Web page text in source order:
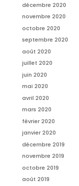
décembre 2020
novembre 2020
octobre 2020
septembre 2020
août 2020
juillet 2020
juin 2020
mai 2020
avril 2020
mars 2020
février 2020
janvier 2020
décembre 2019
novembre 2019
octobre 2019
août 2019